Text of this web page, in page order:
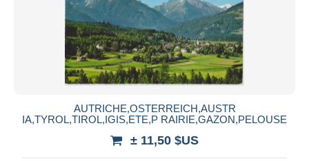
AUTRICHE,OSTERREICH,AUSTR
IA,TYROL,TIROL,IGIS,ETE,P RAIRIE,GAZON,PELOUSE
± 11,50 $US